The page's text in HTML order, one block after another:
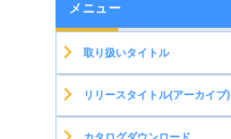
メニュー
取り扱いタイトル
リリースタイトル(アーカイブ)